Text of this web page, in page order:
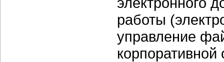
работы
управление